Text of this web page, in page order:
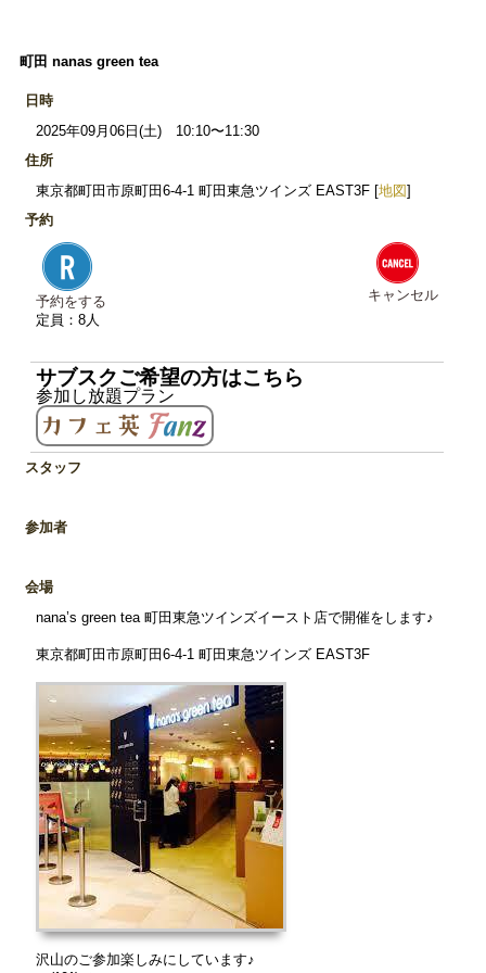
町田 nanas green tea
日時
2025年09月06日(土) 10:10〜11:30
住所
東京都町田市原町田6-4-1 町田東急ツインズ EAST3F [地図]
予約
予約をする
定員：8人
キャンセル
サブスクご希望の方はこちら
参加し放題プラン
スタッフ
参加者
会場
nana’s green tea 町田東急ツインズイースト店で開催をします♪
東京都町田市原町田6-4-1 町田東急ツインズ EAST3F
沢山のご参加楽しみにしています♪